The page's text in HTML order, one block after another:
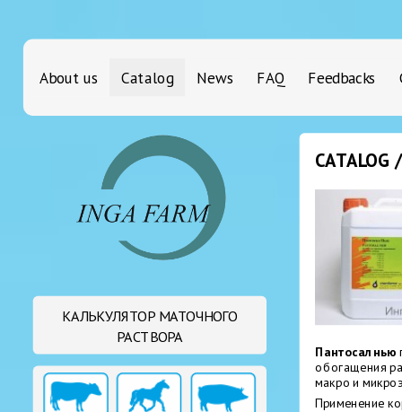
About us Catalog News FAQ Feedbacks
КАЛЬКУЛЯТОР МАТОЧНОГО
РАСТВОРА
Пантосал нью
обогащения
макро и
Применение